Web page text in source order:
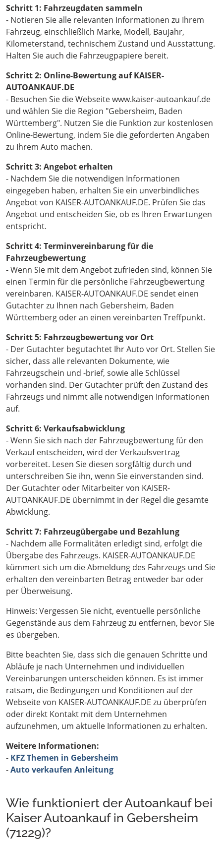
Schritt 1: Fahrzeugdaten sammeln
- Notieren Sie alle relevanten Informationen zu Ihrem
Fahrzeug, einschließlich Marke, Modell, Baujahr,
Kilometerstand, technischem Zustand und Ausstattung.
Halten Sie auch die Fahrzeugpapiere bereit.
Schritt 2: Online-Bewertung auf KAISER-
AUTOANKAUF.DE
- Besuchen Sie die Webseite www.kaiser-autoankauf.de
und wählen Sie die Region "Gebersheim, Baden
Württemberg". Nutzen Sie die Funktion zur kostenlosen
Online-Bewertung, indem Sie die geforderten Angaben
zu Ihrem Auto machen.
Schritt 3: Angebot erhalten
- Nachdem Sie die notwendigen Informationen
eingegeben haben, erhalten Sie ein unverbindliches
Angebot von KAISER-AUTOANKAUF.DE. Prüfen Sie das
Angebot und entscheiden Sie, ob es Ihren Erwartungen
entspricht.
Schritt 4: Terminvereinbarung für die
Fahrzeugbewertung
- Wenn Sie mit dem Angebot zufrieden sind, können Sie
einen Termin für die persönliche Fahrzeugbewertung
vereinbaren. KAISER-AUTOANKAUF.DE sendet einen
Gutachter zu Ihnen nach Gebersheim, Baden
Württemberg oder an einen vereinbarten Treffpunkt.
Schritt 5: Fahrzeugbewertung vor Ort
- Der Gutachter begutachtet Ihr Auto vor Ort. Stellen Sie
sicher, dass alle relevanten Dokumente, wie
Fahrzeugschein und -brief, sowie alle Schlüssel
vorhanden sind. Der Gutachter prüft den Zustand des
Fahrzeugs und nimmt alle notwendigen Informationen
auf.
Schritt 6: Verkaufsabwicklung
- Wenn Sie sich nach der Fahrzeugbewertung für den
Verkauf entscheiden, wird der Verkaufsvertrag
vorbereitet. Lesen Sie diesen sorgfältig durch und
unterschreiben Sie ihn, wenn Sie einverstanden sind.
Der Gutachter oder Mitarbeiter von KAISER-
AUTOANKAUF.DE übernimmt in der Regel die gesamte
Abwicklung.
Schritt 7: Fahrzeugübergabe und Bezahlung
- Nachdem alle Formalitäten erledigt sind, erfolgt die
Übergabe des Fahrzeugs. KAISER-AUTOANKAUF.DE
kümmert sich um die Abmeldung des Fahrzeugs und Sie
erhalten den vereinbarten Betrag entweder bar oder
per Überweisung.
Hinweis: Vergessen Sie nicht, eventuelle persönliche
Gegenstände aus dem Fahrzeug zu entfernen, bevor Sie
es übergeben.
Bitte beachten Sie, dass sich die genauen Schritte und
Abläufe je nach Unternehmen und individuellen
Vereinbarungen unterscheiden können. Es ist immer
ratsam, die Bedingungen und Konditionen auf der
Webseite von KAISER-AUTOANKAUF.DE zu überprüfen
oder direkt Kontakt mit dem Unternehmen
aufzunehmen, um aktuelle Informationen zu erhalten.
Weitere Informationen:
- KFZ Themen in Gebersheim
-Auto verkaufen Anleitung
Wie funktioniert der Autoankauf bei
Kaiser Autoankauf in Gebersheim
(71229)?